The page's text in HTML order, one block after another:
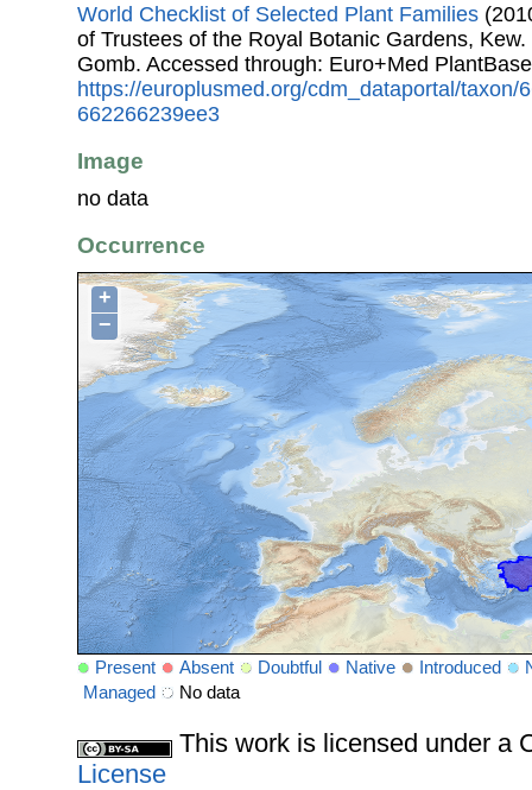
World Checklist of Selected Plant Families
of Trustees of the Royal Botanic Gardens, Kew.
Gomb. Accessed through: Euro+Med
https://europlusmed.org/cdm_dataportal/taxon/
662266239ee3
Image
no data
Occurrence
+
−
Present Absent Doubtful Native Introduced
Managed
No data
This work is licensed under a
License